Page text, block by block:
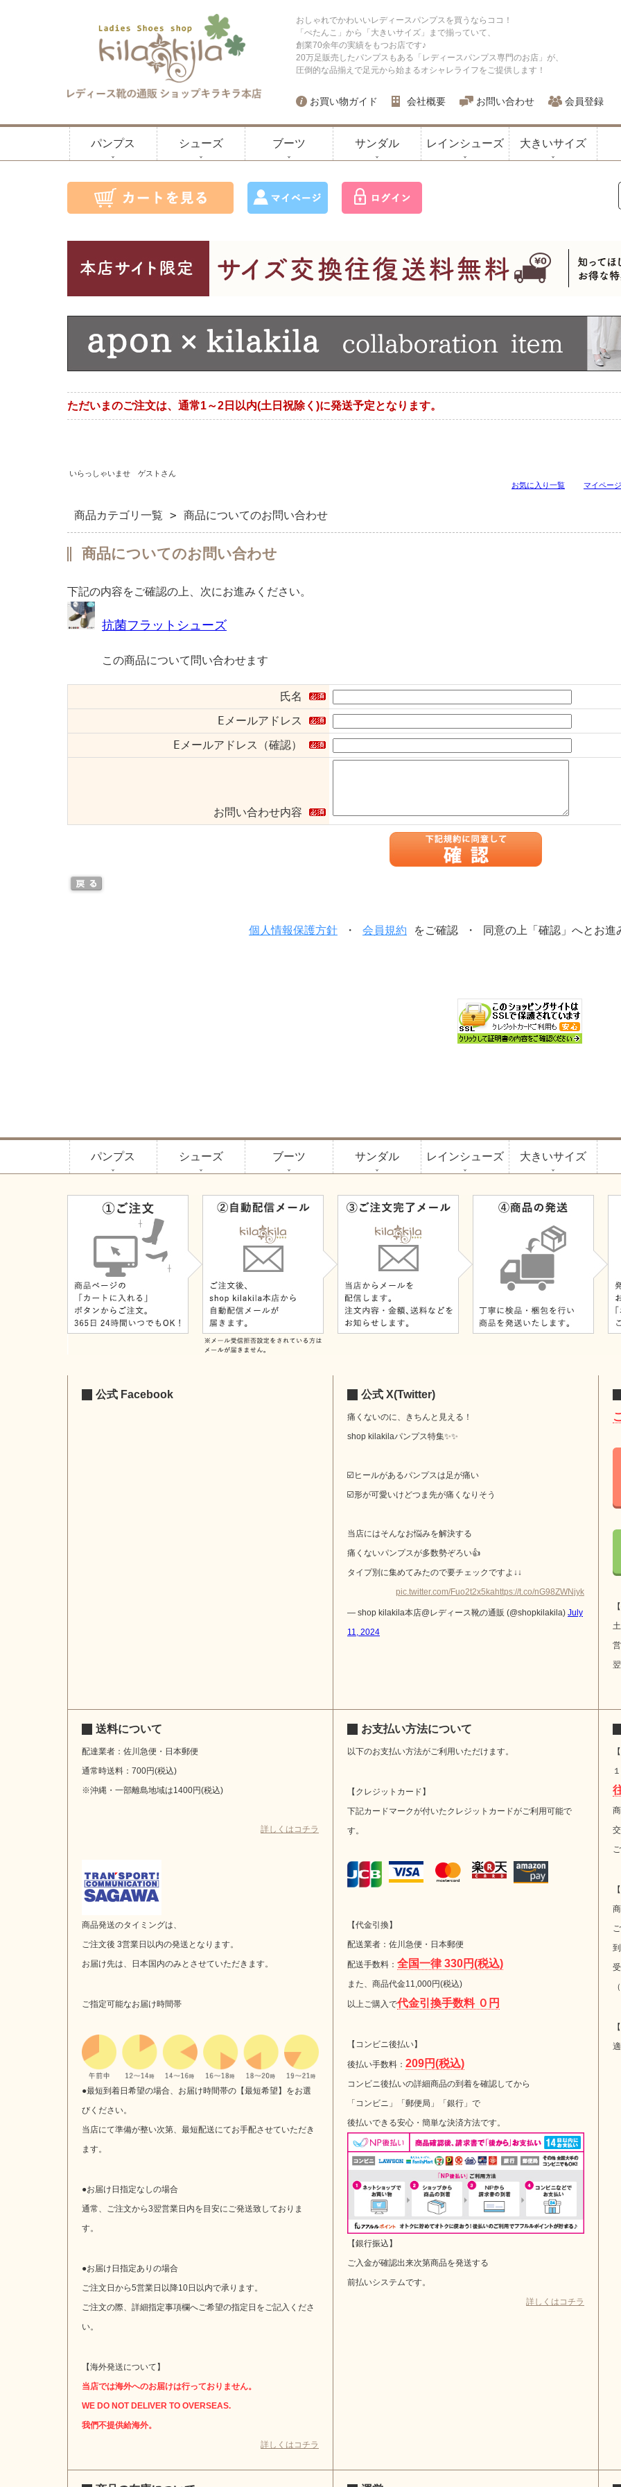
おしゃれでかわいいレディースパンプスを買うならココ！
「ぺたんこ」から「大きいサイズ」まで揃っていて、
創業70余年の実績をもつお店です♪
20万足販売したパンプスもある「レディースパンプス専門のお店」が、
圧倒的な品揃えで足元から始まるオシャレライフをご提供します！
お買い物ガイド 会社概要 お問い合わせ 会員登録
パンプス シューズ ブーツ サンダル レインシューズ 大きいサイズ
ただいまのご注文は、通常1～2日以内(土日祝除く)に発送予定となります。
いらっしゃいませ ゲストさん
お気に入り一覧
マイページ
商品カテゴリ一覧 > 商品についてのお問い合わせ
商品についてのお問い合わせ
下記の内容をご確認の上、次にお進みください。
抗菌フラットシューズ
この商品について問い合わせます
氏名
Eメールアドレス
Eメールアドレス（確認）
お問い合わせ内容
個人情報保護方針 ・ 会員規約 をご確認 ・ 同意の上「確認」へとお進
パンプス シューズ ブーツ サンダル レインシューズ 大きいサイズ
公式 Facebook 公式 X(Twitter)
痛くないのに、きちんと見える！
shop kilakilaパンプス特集✨✨
☑️ヒールがあるパンプスは足が痛い
☑️形が可愛いけどつま先が痛くなりそう
当店にはそんなお悩みを解決する
痛くないパンプスが多数勢ぞろい👍
タイプ別に集めてみたので要チェックですよ↓↓
https://t.co/nG98ZWNjyk
pic.twitter.com/Fuo2t2x5ka
— shop kilakila本店@レディース靴の通販 (@shopkilakila) July
11, 2024
送料について
配達業者：佐川急便・日本郵便
通常時送料：700円(税込)
※沖縄・一部離島地域は1400円(税込)
詳しくはコチラ
商品発送のタイミングは、
ご注文後 3営業日以内の発送となります。
お届け先は、日本国内のみとさせていただきます。
ご指定可能なお届け時間帯
●最短到着日希望の場合、お届け時間帯の【最短希望】をお選
びください。
当店にて準備が整い次第、最短配送にてお手配させていただき
ます。
●お届け日指定なしの場合
通常、ご注文から3翌営業日内を目安にご発送致しておりま
す。
●お届け日指定ありの場合
ご注文日から5営業日以降10日以内で承ります。
ご注文の際、詳細指定事項欄へご希望の指定日をご記入くださ
い。
【海外発送について】
当店では海外へのお届けは行っておりません。
WE DO NOT DELIVER TO OVERSEAS.
我們不提供給海外。
詳しくはコチラ
お支払い方法について
以下のお支払い方法がご利用いただけます。
【クレジットカード】
下記カードマークが付いたクレジットカードがご利用可能で
す。
【代金引換】
配送業者：佐川急便・日本郵便
配送手数料： 全国一律 330円(税込)
また、商品代金11,000円(税込)
以上ご購入で代金引換手数料 ０円
【コンビニ後払い】
後払い手数料： 209円(税込)
コンビニ後払いの詳細商品の到着を確認してから
「コンビニ」「郵便局」「銀行」で
後払いできる安心・簡単な決済方法です。
【銀行振込】
ご入金が確認出来次第商品を発送する
前払いシステムです。
詳しくはコチラ